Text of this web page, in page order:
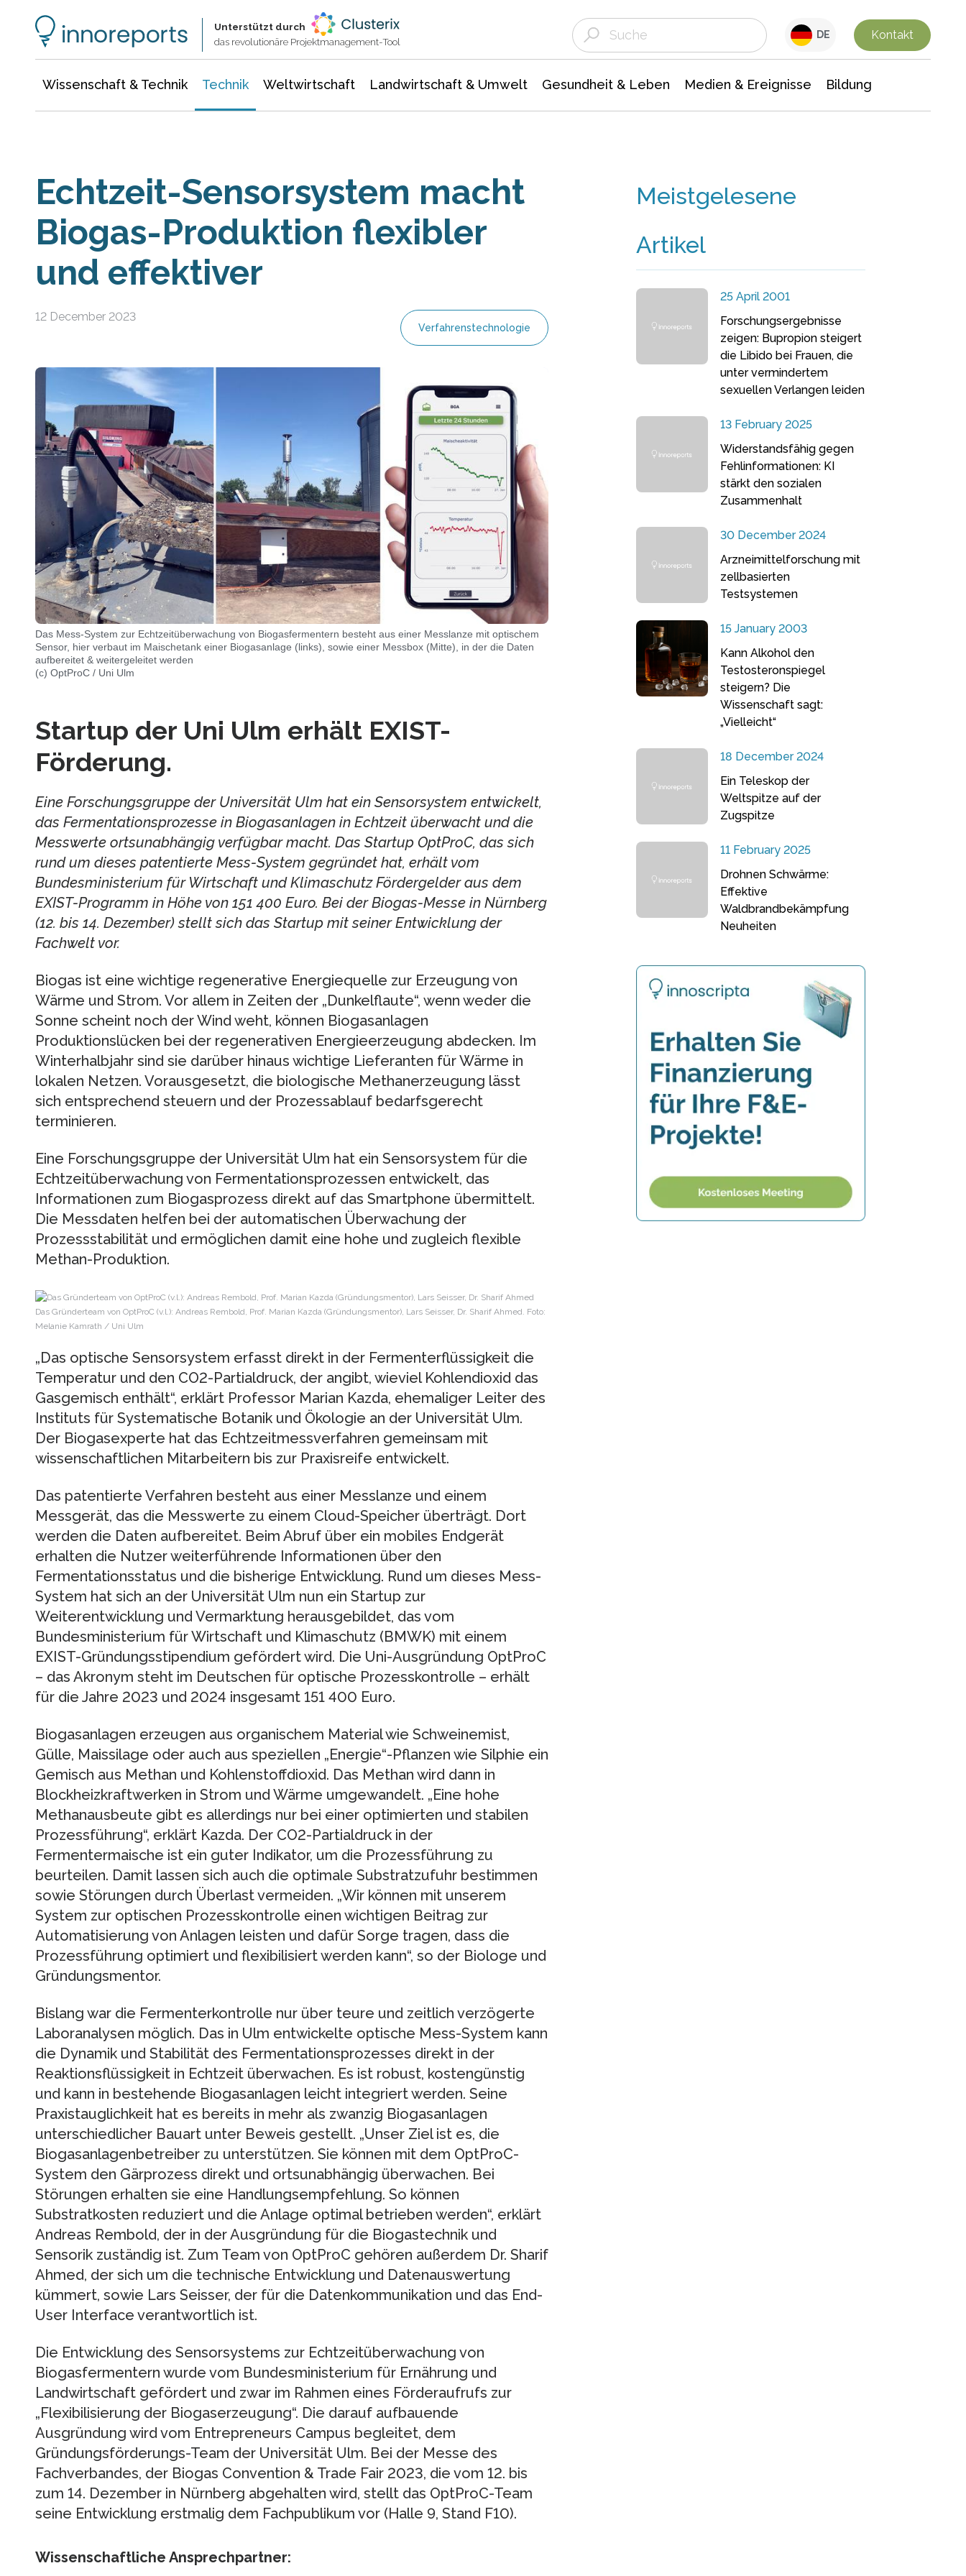
Unterstützt durch
das revolutionäre Projektmanagement-Tool
DE Kontakt
Wissenschaft & Technik Technik Weltwirtschaft Landwirtschaft & Umwelt Gesundheit & Leben Medien & Ereignisse Bildung
Echtzeit-Sensorsystem macht
Biogas-Produktion flexibler
und effektiver
12 December 2023
Verfahrenstechnologie
Das Mess-System zur Echtzeitüberwachung von Biogasfermentern besteht aus einer Messlanze mit optischem
Sensor, hier verbaut im Maischetank einer Biogasanlage (links), sowie einer Messbox (Mitte), in der die Daten
aufbereitet & weitergeleitet werden
(c) OptProC / Uni Ulm
Startup der Uni Ulm erhält EXIST-
Förderung.
Eine Forschungsgruppe der Universität Ulm hat ein Sensorsystem entwickelt,
das Fermentationsprozesse in Biogasanlagen in Echtzeit überwacht und die
Messwerte ortsunabhängig verfügbar macht. Das Startup OptProC, das sich
rund um dieses patentierte Mess-System gegründet hat, erhält vom
Bundesministerium für Wirtschaft und Klimaschutz Fördergelder aus dem
EXIST-Programm in Höhe von 151 400 Euro. Bei der Biogas-Messe in Nürnberg
(12. bis 14. Dezember) stellt sich das Startup mit seiner Entwicklung der
Fachwelt vor.
Biogas ist eine wichtige regenerative Energiequelle zur Erzeugung von
Wärme und Strom. Vor allem in Zeiten der „Dunkelflaute“, wenn weder die
Sonne scheint noch der Wind weht, können Biogasanlagen
Produktionslücken bei der regenerativen Energieerzeugung abdecken. Im
Winterhalbjahr sind sie darüber hinaus wichtige Lieferanten für Wärme in
lokalen Netzen. Vorausgesetzt, die biologische Methanerzeugung lässt
sich entsprechend steuern und der Prozessablauf bedarfsgerecht
terminieren.
Eine Forschungsgruppe der Universität Ulm hat ein Sensorsystem für die
Echtzeitüberwachung von Fermentationsprozessen entwickelt, das
Informationen zum Biogasprozess direkt auf das Smartphone übermittelt.
Die Messdaten helfen bei der automatischen Überwachung der
Prozessstabilität und ermöglichen damit eine hohe und zugleich flexible
Methan-Produktion.
Das Gründerteam von OptProC (v.l.): Andreas Rembold, Prof. Marian Kazda (Gründungsmentor), Lars Seisser, Dr. Sharif Ahmed. Foto:
Melanie Kamrath / Uni Ulm
„Das optische Sensorsystem erfasst direkt in der Fermenterflüssigkeit die
Temperatur und den CO2-Partialdruck, der angibt, wieviel Kohlendioxid das
Gasgemisch enthält“, erklärt Professor Marian Kazda, ehemaliger Leiter des
Instituts für Systematische Botanik und Ökologie an der Universität Ulm.
Der Biogasexperte hat das Echtzeitmessverfahren gemeinsam mit
wissenschaftlichen Mitarbeitern bis zur Praxisreife entwickelt.
Das patentierte Verfahren besteht aus einer Messlanze und einem
Messgerät, das die Messwerte zu einem Cloud-Speicher überträgt. Dort
werden die Daten aufbereitet. Beim Abruf über ein mobiles Endgerät
erhalten die Nutzer weiterführende Informationen über den
Fermentationsstatus und die bisherige Entwicklung. Rund um dieses Mess-
System hat sich an der Universität Ulm nun ein Startup zur
Weiterentwicklung und Vermarktung herausgebildet, das vom
Bundesministerium für Wirtschaft und Klimaschutz (BMWK) mit einem
EXIST-Gründungsstipendium gefördert wird. Die Uni-Ausgründung OptProC
– das Akronym steht im Deutschen für optische Prozesskontrolle – erhält
für die Jahre 2023 und 2024 insgesamt 151 400 Euro.
Biogasanlagen erzeugen aus organischem Material wie Schweinemist,
Gülle, Maissilage oder auch aus speziellen „Energie“-Pflanzen wie Silphie ein
Gemisch aus Methan und Kohlenstoffdioxid. Das Methan wird dann in
Blockheizkraftwerken in Strom und Wärme umgewandelt. „Eine hohe
Methanausbeute gibt es allerdings nur bei einer optimierten und stabilen
Prozessführung“, erklärt Kazda. Der CO2-Partialdruck in der
Fermentermaische ist ein guter Indikator, um die Prozessführung zu
beurteilen. Damit lassen sich auch die optimale Substratzufuhr bestimmen
sowie Störungen durch Überlast vermeiden. „Wir können mit unserem
System zur optischen Prozesskontrolle einen wichtigen Beitrag zur
Automatisierung von Anlagen leisten und dafür Sorge tragen, dass die
Prozessführung optimiert und flexibilisiert werden kann“, so der Biologe und
Gründungsmentor.
Bislang war die Fermenterkontrolle nur über teure und zeitlich verzögerte
Laboranalysen möglich. Das in Ulm entwickelte optische Mess-System kann
die Dynamik und Stabilität des Fermentationsprozesses direkt in der
Reaktionsflüssigkeit in Echtzeit überwachen. Es ist robust, kostengünstig
und kann in bestehende Biogasanlagen leicht integriert werden. Seine
Praxistauglichkeit hat es bereits in mehr als zwanzig Biogasanlagen
unterschiedlicher Bauart unter Beweis gestellt. „Unser Ziel ist es, die
Biogasanlagenbetreiber zu unterstützen. Sie können mit dem OptProC-
System den Gärprozess direkt und ortsunabhängig überwachen. Bei
Störungen erhalten sie eine Handlungsempfehlung. So können
Substratkosten reduziert und die Anlage optimal betrieben werden“, erklärt
Andreas Rembold, der in der Ausgründung für die Biogastechnik und
Sensorik zuständig ist. Zum Team von OptProC gehören außerdem Dr. Sharif
Ahmed, der sich um die technische Entwicklung und Datenauswertung
kümmert, sowie Lars Seisser, der für die Datenkommunikation und das End-
User Interface verantwortlich ist.
Die Entwicklung des Sensorsystems zur Echtzeitüberwachung von
Biogasfermentern wurde vom Bundesministerium für Ernährung und
Landwirtschaft gefördert und zwar im Rahmen eines Förderaufrufs zur
„Flexibilisierung der Biogaserzeugung“. Die darauf aufbauende
Ausgründung wird vom Entrepreneurs Campus begleitet, dem
Gründungsförderungs-Team der Universität Ulm. Bei der Messe des
Fachverbandes, der Biogas Convention & Trade Fair 2023, die vom 12. bis
zum 14. Dezember in Nürnberg abgehalten wird, stellt das OptProC-Team
seine Entwicklung erstmalig dem Fachpublikum vor (Halle 9, Stand F10).
Wissenschaftliche Ansprechpartner:
Meistgelesene
Artikel
25 April 2001
Forschungsergebnisse
zeigen: Bupropion steigert
die Libido bei Frauen, die
unter vermindertem
sexuellen Verlangen leiden
13 February 2025
Widerstandsfähig gegen
Fehlinformationen: KI
stärkt den sozialen
Zusammenhalt
30 December 2024
Arzneimittelforschung mit
zellbasierten
Testsystemen
15 January 2003
Kann Alkohol den
Testosteronspiegel
steigern? Die
Wissenschaft sagt:
„Vielleicht“
18 December 2024
Ein Teleskop der
Weltspitze auf der
Zugspitze
11 February 2025
Drohnen Schwärme:
Effektive
Waldbrandbekämpfung
Neuheiten